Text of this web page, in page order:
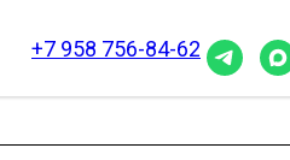
+7 958 756-84-62